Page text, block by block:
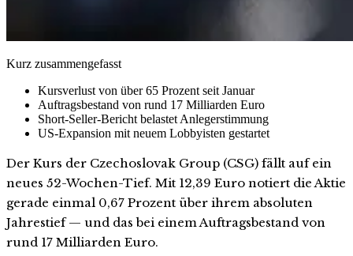
Kurz zusammengefasst
Kursverlust von über 65 Prozent seit Januar
Auftragsbestand von rund 17 Milliarden Euro
Short-Seller-Bericht belastet Anlegerstimmung
US-Expansion mit neuem Lobbyisten gestartet
Der Kurs der Czechoslovak Group (CSG) fällt auf ein
neues 52-Wochen-Tief. Mit 12,39 Euro notiert die Aktie
gerade einmal 0,67 Prozent über ihrem absoluten
Jahrestief — und das bei einem Auftragsbestand von
rund 17 Milliarden Euro.